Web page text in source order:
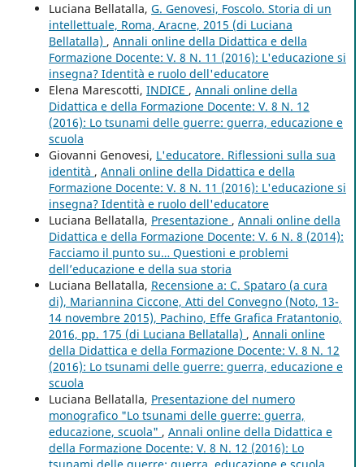
Luciana Bellatalla, G. Genovesi, Foscolo. Storia di un
intellettuale, Roma, Aracne, 2015 (di Luciana
Bellatalla) , Annali online della Didattica e della
Formazione Docente: V. 8 N. 11 (2016): L'educazione si
insegna? Identità e ruolo dell'educatore
Elena Marescotti, INDICE , Annali online della
Didattica e della Formazione Docente: V. 8 N. 12
(2016): Lo tsunami delle guerre: guerra, educazione e
scuola
Giovanni Genovesi, L'educatore. Riflessioni sulla sua
identità , Annali online della Didattica e della
Formazione Docente: V. 8 N. 11 (2016): L'educazione si
insegna? Identità e ruolo dell'educatore
Luciana Bellatalla, Presentazione , Annali online della
Didattica e della Formazione Docente: V. 6 N. 8 (2014):
Facciamo il punto su… Questioni e problemi
dell’educazione e della sua storia
Luciana Bellatalla, Recensione a: C. Spataro (a cura
di), Mariannina Ciccone, Atti del Convegno (Noto, 13-
14 novembre 2015), Pachino, Effe Grafica Fratantonio,
2016, pp. 175 (di Luciana Bellatalla) , Annali online
della Didattica e della Formazione Docente: V. 8 N. 12
(2016): Lo tsunami delle guerre: guerra, educazione e
scuola
Luciana Bellatalla, Presentazione del numero
monografico "Lo tsunami delle guerre: guerra,
educazione, scuola" , Annali online della Didattica e
della Formazione Docente: V. 8 N. 12 (2016): Lo